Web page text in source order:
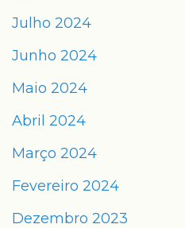
Julho 2024
Junho 2024
Maio 2024
Abril 2024
Março 2024
Fevereiro 2024
Dezembro 2023